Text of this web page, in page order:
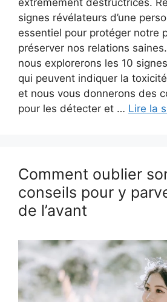
extrêmement destructrices.
signes révélateurs d’une
essentiel pour protéger notre
préserver nos relations
nous explorerons les 10
qui peuvent indiquer la
et nous vous donnerons des
pour les détecter et … Lire la
Comment oublier
conseils pour y
de l’avant